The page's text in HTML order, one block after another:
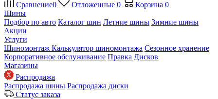
Сравнение0 Отложенные 0 Корзина 0
Шины
Подбор по авто Каталог шин Летние шины Зимние шины
Акции
Услуги
Шиномонтаж Калькулятор шиномонтажа Сезонное хранение
Корпоративное обслуживание Правка Дисков
Магазины
Распродажа
Распродажа шины Распродажа диски
Статус заказа